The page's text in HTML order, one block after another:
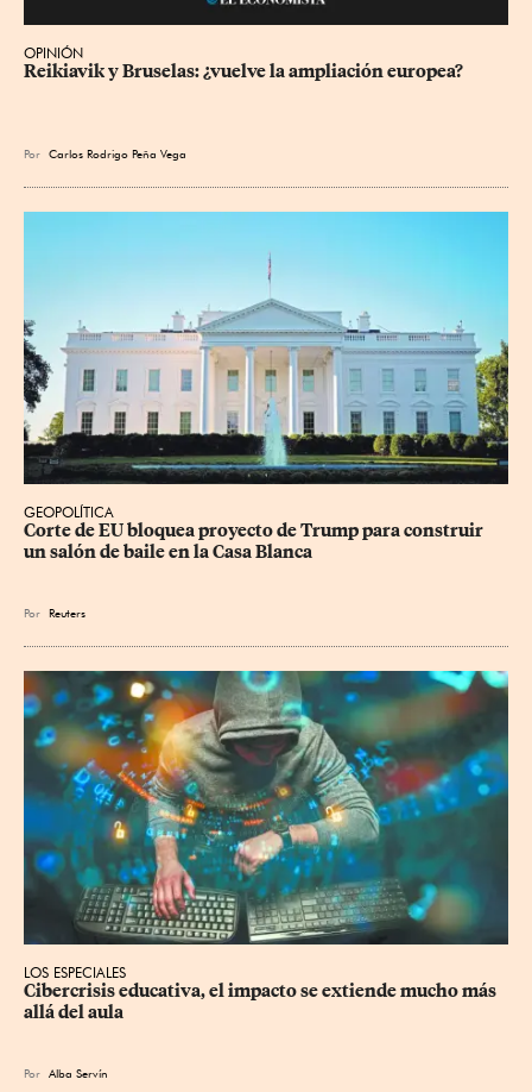
OPINIÓN
Reikiavik y Bruselas: ¿vuelve la ampliación europea?
Por Carlos Rodrigo Peña Vega
GEOPOLÍTICA
Corte de EU bloquea proyecto de Trump para construir
un salón de baile en la Casa Blanca
Por Reuters
LOS ESPECIALES
Cibercrisis educativa, el impacto se extiende mucho más
allá del aula
Por Alba Servín